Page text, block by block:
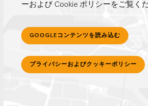
ーおよび Cookie ポリシーをご覧くだ
GOOGLEコンテンツを読み込む
プライバシーおよびクッキーポリシー